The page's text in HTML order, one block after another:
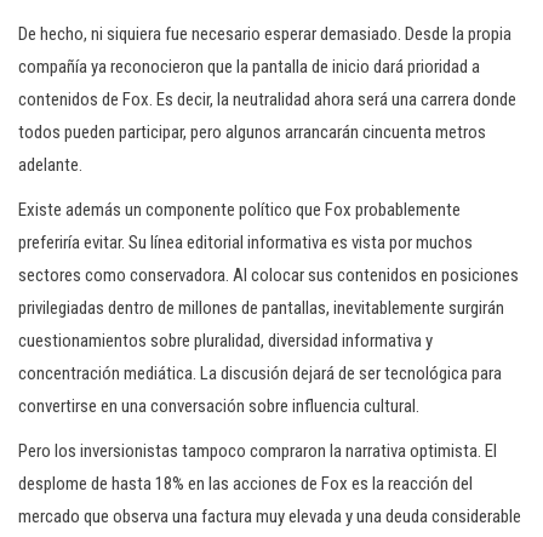
De hecho, ni siquiera fue necesario esperar demasiado. Desde la propia
compañía ya reconocieron que la pantalla de inicio dará prioridad a
contenidos de Fox. Es decir, la neutralidad ahora será una carrera donde
todos pueden participar, pero algunos arrancarán cincuenta metros
adelante.
Existe además un componente político que Fox probablemente
preferiría evitar. Su línea editorial informativa es vista por muchos
sectores como conservadora. Al colocar sus contenidos en posiciones
privilegiadas dentro de millones de pantallas, inevitablemente surgirán
cuestionamientos sobre pluralidad, diversidad informativa y
concentración mediática. La discusión dejará de ser tecnológica para
convertirse en una conversación sobre influencia cultural.
Pero los inversionistas tampoco compraron la narrativa optimista. El
desplome de hasta 18% en las acciones de Fox es la reacción del
mercado que observa una factura muy elevada y una deuda considerable